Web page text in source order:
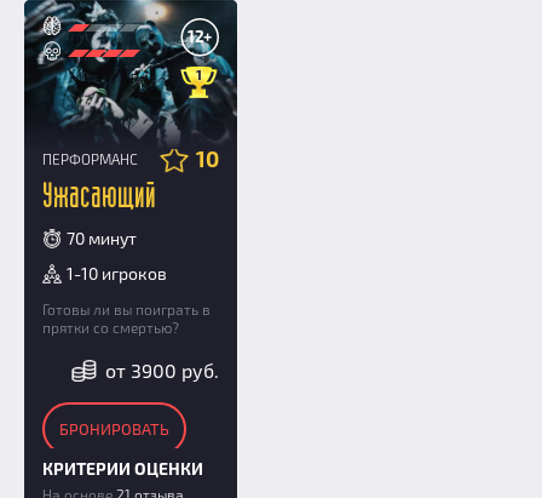
1
12+
ПЕРФОРМАНС 10
Ужасающий
70 минут
1-10 игроков
Готовы ли вы поиграть в
прятки со смертью?
от 3900 руб.
БРОНИРОВАТЬ
КРИТЕРИИ ОЦЕНКИ
На основе 21 отзыва